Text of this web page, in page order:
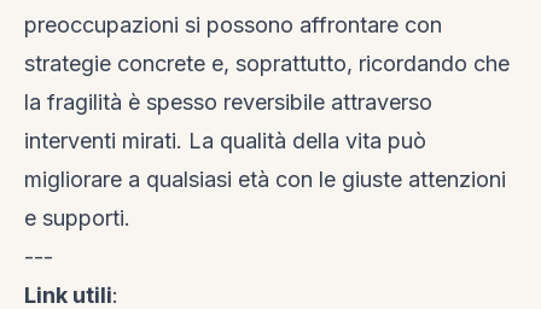
preoccupazioni si possono affrontare con
strategie concrete e, soprattutto, ricordando che
la fragilità è spesso reversibile attraverso
interventi mirati. La qualità della vita può
migliorare a qualsiasi età con le giuste attenzioni
e supporti.
---
Link utili: